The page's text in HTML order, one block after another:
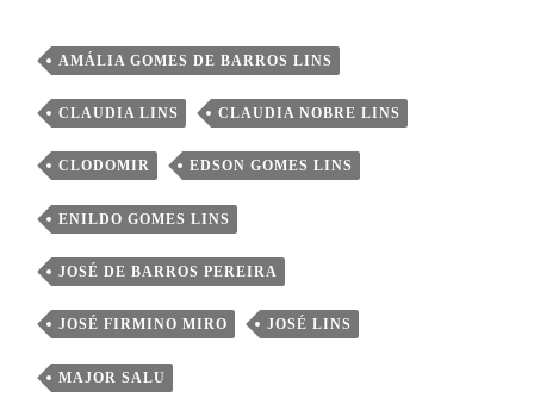
AMÁLIA GOMES DE BARROS LINS
CLAUDIA LINS CLAUDIA NOBRE LINS
CLODOMIR EDSON GOMES LINS
ENILDO GOMES LINS
JOSÉ DE BARROS PEREIRA
JOSÉ FIRMINO MIRO JOSÉ LINS
MAJOR SALU